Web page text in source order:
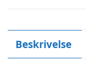
Beskrivelse